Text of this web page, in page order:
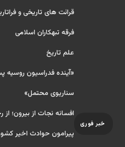
خبر فوری
قرائت های تاریخی و
فرقه تبهکاران اسلامی
علم تاریخ
«آینده فدراسیون روسیه
سناریوی محتمل»
افسانه نجات از بیرون؛
پیرامون حوادث اخیر